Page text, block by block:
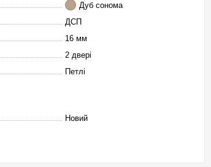
Дуб сонома
ДСП
16 мм
2 двері
Петлі
Новий